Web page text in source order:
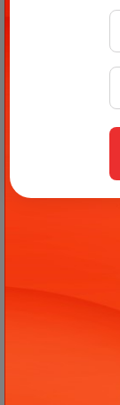
loại hormone
thích tiết sữa.
trực tiếp để
này cũng
Cho trẻ bú